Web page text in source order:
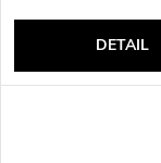
DETAIL